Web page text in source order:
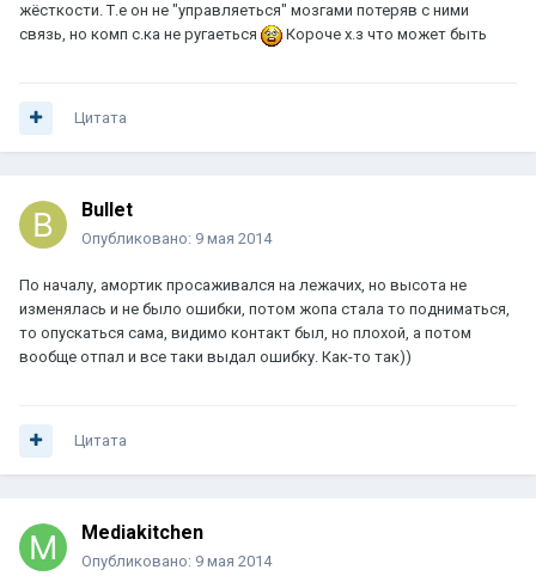
жёсткости. Т.е он не "управляеться" мозгами потеряв с ними
связь, но комп с.ка не ругаеться
Короче х.з что может быть
Цитата
Bullet
Опубликовано: 9 мая 2014
По началу, амортик просаживался на лежачих, но высота не
изменялась и не было ошибки, потом жопа стала то подниматься,
то опускаться сама, видимо контакт был, но плохой, а потом
вообще отпал и все таки выдал ошибку. Как-то так))
Цитата
Mediakitchen
Опубликовано: 9 мая 2014